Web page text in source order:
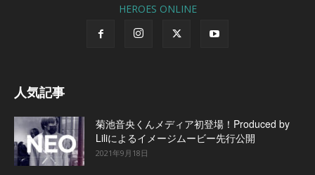
HEROES ONLINE
人気記事
菊池音央くんメディア初登場！Produced by
Liliによるイメージムービー先行公開
2021年9月18日